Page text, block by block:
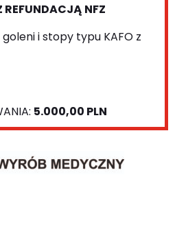
REFUNDACJĄ NFZ
i stopy typu KAFO z
5.000,00 PLN